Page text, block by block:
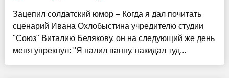
Зацепил солдатский юмор – Когда я дал почитать
сценарий Ивана Охлобыстина учредителю студии
"Союз" Виталию Белякову, он на следующий же день
меня упрекнул: "Я налил ванну, накидал туд...